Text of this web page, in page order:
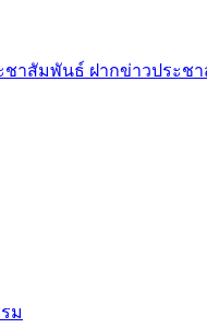
ระชาสัมพันธ์ ฝากข่าวประ
ม